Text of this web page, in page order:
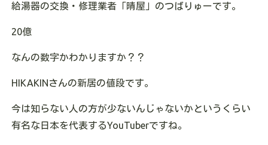
給湯器の交換・修理業者「晴屋」のつばりゅーです。
20億
なんの数字かわかりますか？？
HIKAKINさんの新居の値段です。
今は知らない人の方が少ないんじゃないかというくらい
有名な日本を代表するYouTuberですね。